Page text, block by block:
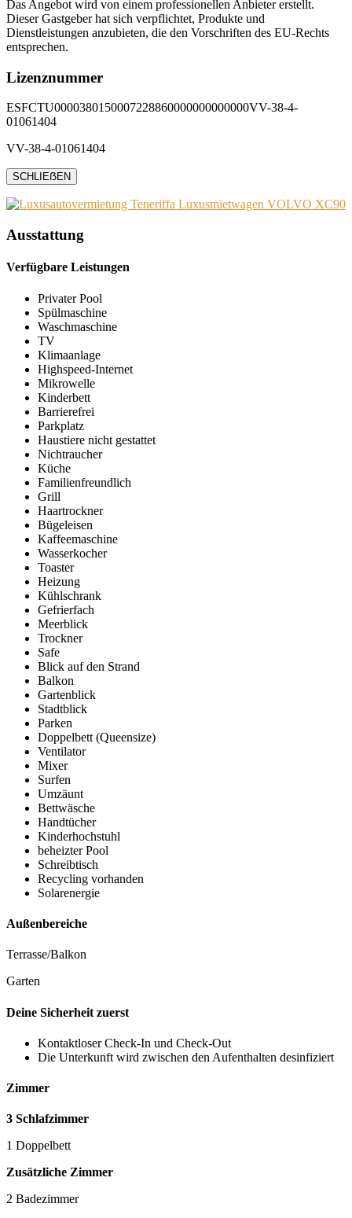
Das Angebot wird von einem professionellen Anbieter erstellt.
Dieser Gastgeber hat sich verpflichtet, Produkte und
Dienstleistungen anzubieten, die den Vorschriften des EU-Rechts
entsprechen.
Lizenznummer
ESFCTU0000380150007228860000000000000VV-38-4-
01061404
VV-38-4-01061404
SCHLIEẞEN
Ausstattung
Verfügbare Leistungen
Privater Pool
Spülmaschine
Waschmaschine
TV
Klimaanlage
Highspeed-Internet
Mikrowelle
Kinderbett
Barrierefrei
Parkplatz
Haustiere nicht gestattet
Nichtraucher
Küche
Familienfreundlich
Grill
Haartrockner
Bügeleisen
Kaffeemaschine
Wasserkocher
Toaster
Heizung
Kühlschrank
Gefrierfach
Meerblick
Trockner
Safe
Blick auf den Strand
Balkon
Gartenblick
Stadtblick
Parken
Doppelbett (Queensize)
Ventilator
Mixer
Surfen
Umzäunt
Bettwäsche
Handtücher
Kinderhochstuhl
beheizter Pool
Schreibtisch
Recycling vorhanden
Solarenergie
Außenbereiche
Terrasse/Balkon
Garten
Deine Sicherheit zuerst
Kontaktloser Check-In und Check-Out
Die Unterkunft wird zwischen den Aufenthalten desinfiziert
Zimmer
3 Schlafzimmer
1 Doppelbett
Zusätzliche Zimmer
2 Badezimmer